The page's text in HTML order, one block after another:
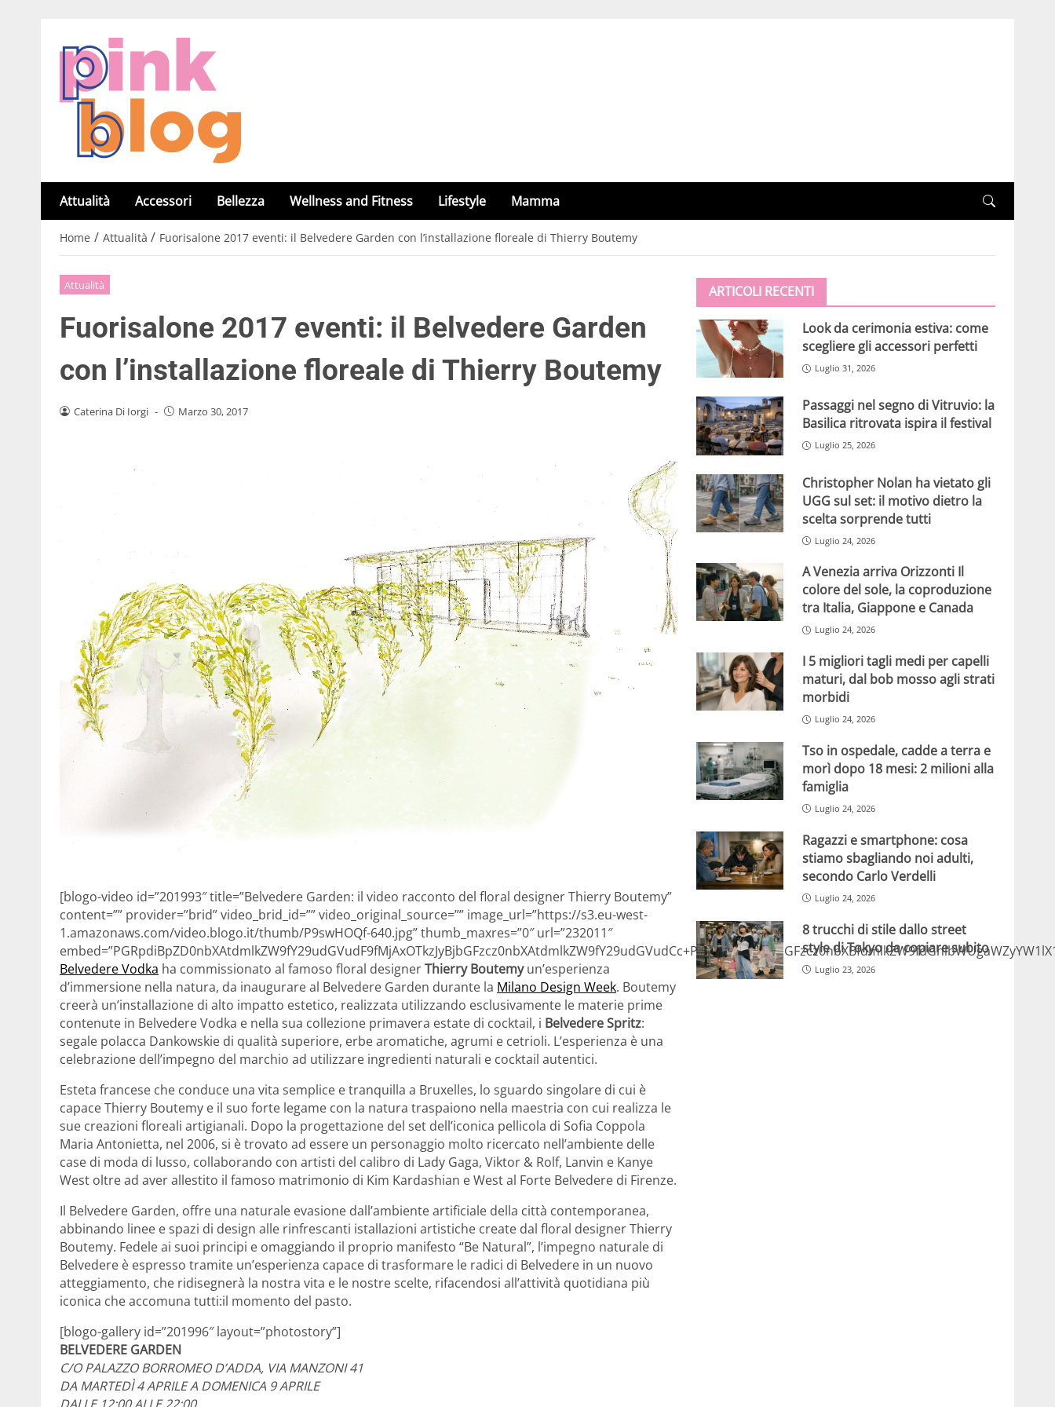
Attualità Accessori Bellezza Wellness and Fitness Lifestyle Mamma
Home / Attualità / Fuorisalone 2017 eventi: il Belvedere Garden con l’installazione floreale di Thierry Boutemy
Attualità
Fuorisalone 2017 eventi: il Belvedere Garden
con l’installazione floreale di Thierry Boutemy
Caterina Di Iorgi - Marzo 30, 2017
[blogo-video id=”201993″ title=”Belvedere Garden: il video racconto del floral designer Thierry Boutemy”
content=”” provider=”brid” video_brid_id=”” video_original_source=”” image_url=”https://s3.eu-west-
1.amazonaws.com/video.blogo.it/thumb/P9swHOQf-640.jpg” thumb_maxres=”0″ url=”232011″
Belvedere Vodka ha commissionato al famoso floral designerThierry Boutemyun’esperienza
d’immersione nella natura, da inaugurare al Belvedere Garden durante la Milano Design Week. Boutemy
creerà un’installazione di alto impatto estetico, realizzata utilizzando esclusivamente le materie prime
contenute in Belvedere Vodka e nella sua collezione primavera estate di cocktail, i Belvedere Spritz:
segale polacca Dankowskie di qualità superiore, erbe aromatiche, agrumi e cetrioli. L’esperienza è una
celebrazione dell’impegno del marchio ad utilizzare ingredienti naturali e cocktail autentici.
Esteta francese che conduce una vita semplice e tranquilla a Bruxelles, lo sguardo singolare di cui è
capace Thierry Boutemy e il suo forte legame con la natura traspaiono nella maestria con cui realizza le
sue creazioni floreali artigianali. Dopo la progettazione del set dell’iconica pellicola di Sofia Coppola
Maria Antonietta, nel 2006, si è trovato ad essere un personaggio molto ricercato nell’ambiente delle
case di moda di lusso, collaborando con artisti del calibro di Lady Gaga, Viktor & Rolf, Lanvin e Kanye
West oltre ad aver allestito il famoso matrimonio di Kim Kardashian e West al Forte Belvedere di Firenze.
Il Belvedere Garden, offre una naturale evasione dall’ambiente artificiale della città contemporanea,
abbinando linee e spazi di design alle rinfrescanti istallazioni artistiche create dal floral designer Thierry
Boutemy. Fedele ai suoi principi e omaggiando il proprio manifesto “Be Natural”, l’impegno naturale di
Belvedere è espresso tramite un’esperienza capace di trasformare le radici di Belvedere in un nuovo
atteggiamento, che ridisegnerà la nostra vita e le nostre scelte, rifacendosi all’attività quotidiana più
iconica che accomuna tutti:il momento del pasto.
[blogo-gallery id=”201996″ layout=”photostory”]
BELVEDERE GARDEN
C/O PALAZZO BORROMEO D’ADDA, VIA MANZONI 41
DA MARTEDÌ 4 APRILE A DOMENICA 9 APRILE
ARTICOLI RECENTI
Look da cerimonia estiva: come
scegliere gli accessori perfetti
Luglio 31, 2026
Passaggi nel segno di Vitruvio: la
Basilica ritrovata ispira il festival
Luglio 25, 2026
Christopher Nolan ha vietato gli
UGG sul set: il motivo dietro la
scelta sorprende tutti
Luglio 24, 2026
A Venezia arriva Orizzonti Il
colore del sole, la coproduzione
tra Italia, Giappone e Canada
Luglio 24, 2026
I 5 migliori tagli medi per capelli
maturi, dal bob mosso agli strati
morbidi
Luglio 24, 2026
Tso in ospedale, cadde a terra e
morì dopo 18 mesi: 2 milioni alla
famiglia
Luglio 24, 2026
Ragazzi e smartphone: cosa
stiamo sbagliando noi adulti,
secondo Carlo Verdelli
Luglio 24, 2026
8 trucchi di stile dallo street
style di Tokyo da copiare subito
Luglio 23, 2026